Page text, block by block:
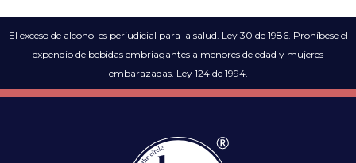
El exceso de alcohol es perjudicial para la salud. Ley 30 de 1986. Prohíbese el
expendio de bebidas embriagantes a menores de edad y mujeres
embarazadas. Ley 124 de 1994.